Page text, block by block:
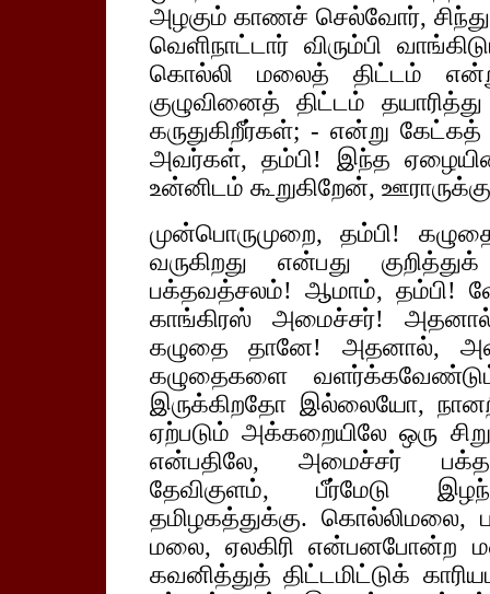
அழகும் காணச் செல்வோர்,
வெளிநாட்டார் விரும்பி
கொல்லி மலைத் திட்டம்
குழுவினைத் திட்டம்
கருதுகிறீர்கள்; - என்று
அவர்கள், தம்பி! இந்த
உன்னிடம் கூறுகிறேன்,
முன்பொருமுறை, தம்பி!
வருகிறது என்பது
பக்தவத்சலம்! ஆமாம், தம்பி!
காங்கிரஸ் அமைச்சர்!
கழுதை தானே! அதனால்,
கழுதைகளை
இருக்கிறதோ இல்லையோ,
ஏற்படும் அக்கறையிலே ஒரு
என்பதிலே, அமைச்சர்
தேவிகுளம், பீர்மேடு
தமிழகத்துக்கு.
மலை, ஏலகிரி என்பனபோன்ற
கவனித்துத் திட்டமிட்டுக்